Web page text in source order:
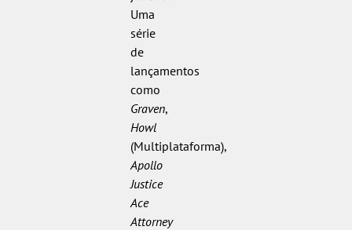
Uma
série
de
lançamentos
como
Graven,
Howl
(Multiplataforma),
Apollo
Justice
Ace
Attorney